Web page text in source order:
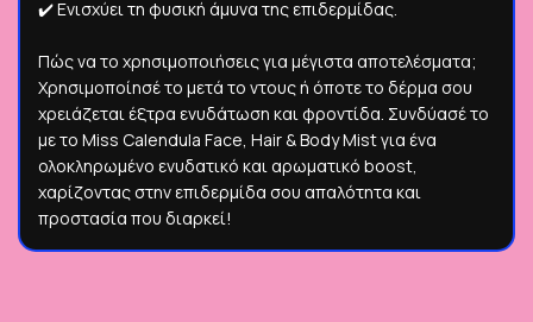
✔️ Ενισχύει τη φυσική άμυνα της επιδερμίδας.
Πώς να το χρησιμοποιήσεις για μέγιστα αποτελέσματα;
Χρησιμοποίησέ το μετά το ντους ή όποτε το δέρμα σου
χρειάζεται έξτρα ενυδάτωση και φροντίδα. Συνδύασέ το
με το Miss Calendula Face, Hair & Body Mist για ένα
ολοκληρωμένο ενυδατικό και αρωματικό boost,
χαρίζοντας στην επιδερμίδα σου απαλότητα και
προστασία που διαρκεί!